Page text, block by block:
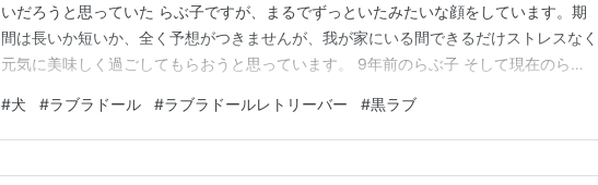
いだろうと思っていた らぶ子ですが、まるでずっといたみたいな顔をしています。期
間は長いか短いか、全く予想がつきませんが、我が家にいる間できるだけストレスなく
元気に美味しく過ごしてもらおうと思っています。 9年前のらぶ子 そして現在のらぶ
り上がることもできるくらい元気です。 gooblog閉鎖に伴いこちらへお引越しをいた
します。お引越し後も引き続きどうぞよろし…
#犬 #ラブラドール #ラブラドールレトリーバー #黒ラブ